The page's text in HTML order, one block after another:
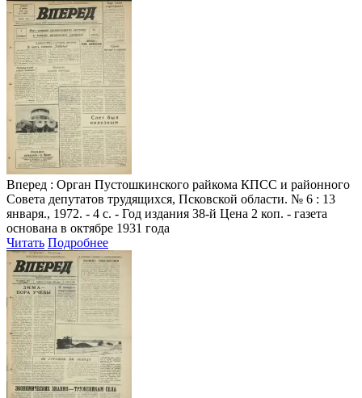
Вперед : Орган Пустошкинского райкома КПСС и районного
Совета депутатов трудящихся, Псковской области. № 6 : 13
января., 1972. - 4 с. - Год издания 38-й Цена 2 коп. - газета
основана в октябре 1931 года
Читать Подробнее